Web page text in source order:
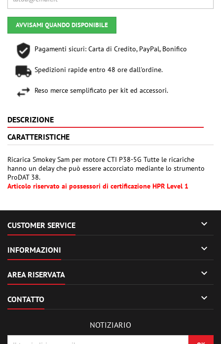
AVVISAMI QUANDO DISPONIBILE
Pagamenti sicuri: Carta di Credito, PayPal, Bonifico
Spedizioni rapide entro 48 ore dall'ordine.
Reso merce semplificato per kit ed accessori.
DESCRIZIONE
CARATTERISTICHE
Ricarica Smokey Sam per motore CTI P38-5G Tutte le ricariche
hanno un delay che può essere accorciato mediante lo strumento
ProDAT 38.
Articolo riservato ai possessori di certificazione HPR Level 1
CUSTOMER SERVICE 
INFORMAZIONI 
AREA RISERVATA 
CONTATTO 
NOTIZIARIO